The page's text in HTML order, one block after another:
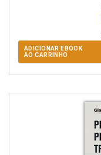
ADICIONAR EBOOK
AO CARRINHO